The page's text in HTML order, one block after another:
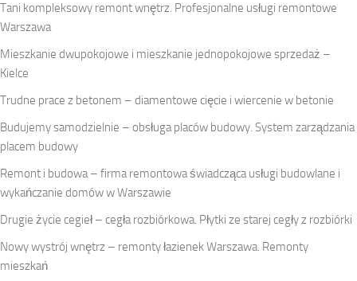
Tani kompleksowy remont wnętrz. Profesjonalne usługi remontowe
Warszawa
Mieszkanie dwupokojowe i mieszkanie jednopokojowe sprzedaż –
Kielce
Trudne prace z betonem – diamentowe cięcie i wiercenie w betonie
Budujemy samodzielnie – obsługa placów budowy. System zarządzania
placem budowy
Remont i budowa – firma remontowa świadcząca usługi budowlane i
wykańczanie domów w Warszawie
Drugie życie cegieł – cegła rozbiórkowa. Płytki ze starej cegły z rozbiórki
Nowy wystrój wnętrz – remonty łazienek Warszawa. Remonty
mieszkań